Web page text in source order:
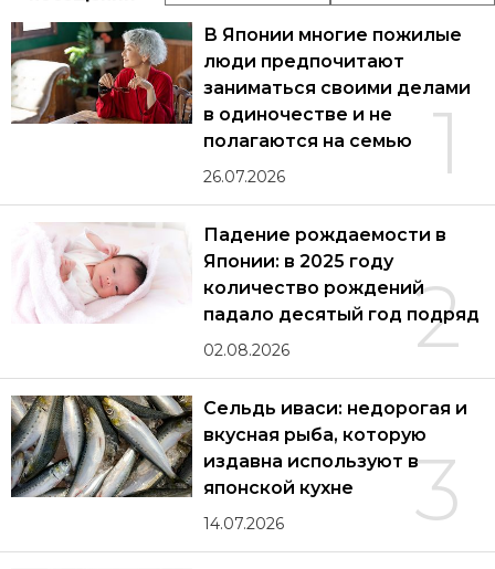
1
В Японии многие пожилые
люди предпочитают
заниматься своими делами
в одиночестве и не
полагаются на семью
26.07.2026
2
Падение рождаемости в
Японии: в 2025 году
количество рождений
падало десятый год подряд
02.08.2026
3
Сельдь иваси: недорогая и
вкусная рыба, которую
издавна используют в
японской кухне
14.07.2026